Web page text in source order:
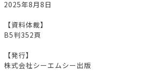
2025年8月8日
【資料体裁】
B5判352頁
【発行】
株式会社シーエムシー出版